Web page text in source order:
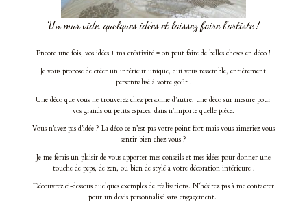
Un mur vide, quelques idées et laissez faire l’artiste !
Encore une fois, vos idées + ma créativité = on peut faire de belles choses en déco !
Je vous propose de créer un intérieur unique, qui vous ressemble, entièrement
personnalisé à votre goût !
Une déco que vous ne trouverez chez personne d’autre, une déco sur mesure pour
vos grands ou petits espaces, dans n’importe quelle pièce.
Vous n’avez pas d’idée ? La déco ce n’est pas votre point fort mais vous aimeriez vous
sentir bien chez vous ?
Je me ferais un plaisir de vous apporter mes conseils et mes idées pour donner une
touche de peps, de zen, ou bien de stylé à votre décoration intérieure !
Découvrez ci-dessous quelques exemples de réalisations. N’hésitez pas à me contacter
pour un devis personnalisé sans engagement.